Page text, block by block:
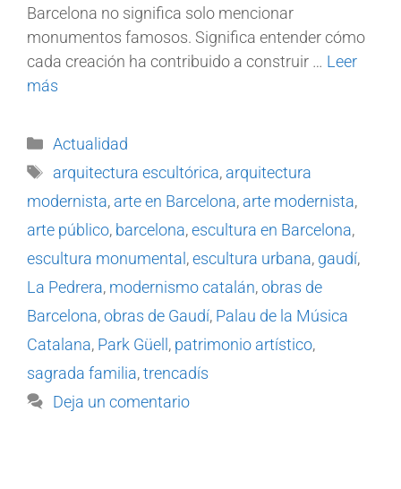
Barcelona no significa solo mencionar
monumentos famosos. Significa entender cómo
cada creación ha contribuido a construir … Leer
más
Actualidad
arquitectura escultórica, arquitectura
modernista, arte en Barcelona, arte modernista,
arte público, barcelona,escultura en Barcelona,
escultura monumental ,escultura urbana, gaudí,
La Pedrera, modernismo catalán,obras de
Barcelona,obras de Gaudí, Palau de la Música
Catalana, Park Güell , patrimonio artístico,
sagrada familia,trencadís
Deja un comentario